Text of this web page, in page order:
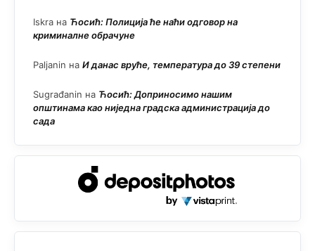
Iskra на Ћосић: Полиција ће наћи одговор на
криминалне обрачуне
Paljanin на И данас вруће, температура до 39 степени
Sugrađanin на Ћосић: Доприносимо нашим
општинама као ниједна градска администрација до
сада